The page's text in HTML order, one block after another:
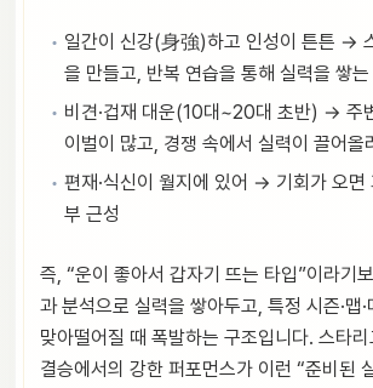
일간이 신강(身強)하고 인성이 튼튼 →
을 만들고, 반복 연습을 통해 실력을 쌓는
비견·겁재 대운(10대~20대 초반) → 주
이벌이 많고, 경쟁 속에서 실력이 끌어올
편재·식신이 월지에 있어 → 기회가 오면
부 근성
즉, “운이 좋아서 갑자기 뜨는 타입”이라기
과 분석으로 실력을 쌓아두고, 특정 시즌·맵·
맞아떨어질 때 폭발하는 구조입니다. 스타
결승에서의 강한 퍼포먼스가 이런 “준비된